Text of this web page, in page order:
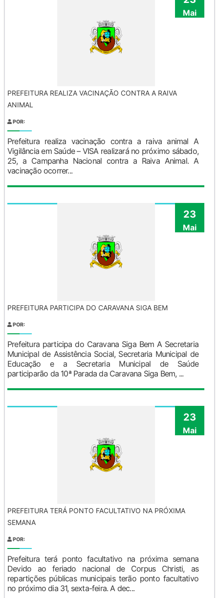
Mai
PREFEITURA REALIZA VACINAÇÃO CONTRA A RAIVA
ANIMAL
POR:
Prefeitura realiza vacinação contra a raiva animal A
Vigilância em Saúde – VISA realizará no próximo sábado,
25, a Campanha Nacional contra a Raiva Animal. A
vacinação ocorrer...
23
Mai
PREFEITURA PARTICIPA DO CARAVANA SIGA BEM
POR:
Prefeitura participa do Caravana Siga Bem A Secretaria
Municipal de Assistência Social, Secretaria Municipal de
Educação e a Secretaria Municipal de Saúde
participarão da 10ª Parada da Caravana Siga Bem, ...
23
Mai
PREFEITURA TERÁ PONTO FACULTATIVO NA PRÓXIMA
SEMANA
POR:
Prefeitura terá ponto facultativo na próxima semana
Devido ao feriado nacional de Corpus Christi, as
repartições públicas municipais terão ponto facultativo
no próximo dia 31, sexta-feira. A dec...